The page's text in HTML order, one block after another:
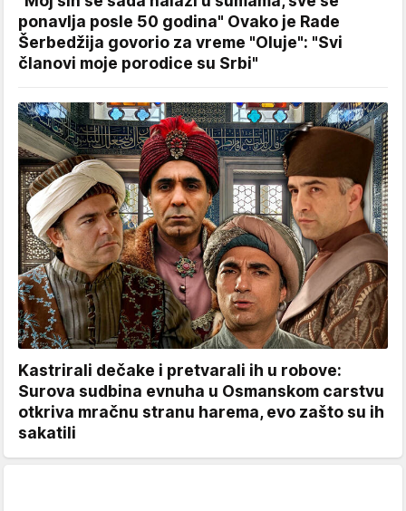
ponavlja posle 50 godina" Ovako je Rade
Šerbedžija govorio za vreme "Oluje": "Svi
članovi moje porodice su Srbi"
Kastrirali dečake i pretvarali ih u robove:
Surova sudbina evnuha u Osmanskom carstvu
otkriva mračnu stranu harema, evo zašto su ih
sakatili